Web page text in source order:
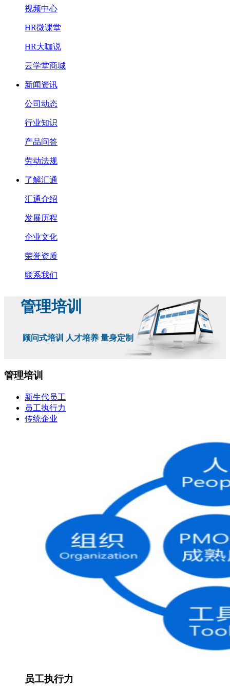
视频中心
HR微课堂
HR大咖说
云学堂商城
新闻资讯
公司动态
行业知识
产品问答
劳动法规
了解汇通
汇通介绍
发展历程
企业文化
荣誉资质
联系我们
管理培训
顾问式培训 人才培养 量身定制
管理培训
新生代员工
员工执行力
传统企业
员工执行力